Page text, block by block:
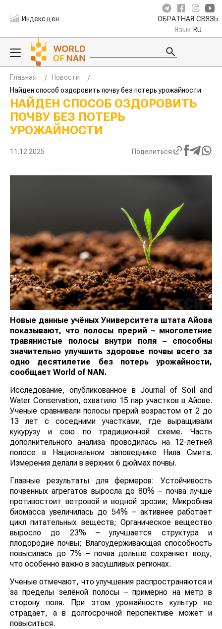
Индекс цен ОБРАТНАЯ СВЯЗЬ
Язык RU
Главная
Новости
Найден способ оздоровить почву без потерь урожайности
НАЙДЕН СПОСОБ ОЗДОРОВИТЬ
ПОЧВУ БЕЗ ПОТЕРЬ
УРОЖАЙНОСТИ
11.12.2025 Поделиться
Новые данные учёных Университета штата Айова
показывают, что полосы прерий – многолетние
травянистые полосы внутри поля – способны
значительно улучшить здоровье почвы всего за
одно десятилетие без потерь урожайности,
сообщает World of NAN.
Исследование, опубликованное в Journal of Soil and
Water Conservation, охватило 15 пар участков в Айове.
Учёные сравнивали полосы прерий возрастом от 2 до
13 лет с соседними участками, где выращивали
кукурузу и сою по традиционной схеме. Часть
дополнительного анализа проводилась на 12-летней
полосе в Национальном заповеднике Нила Смита.
Измерения делали в верхних 6 дюймах почвы.
Главные результаты для фермеров: Устойчивость
почвенных агрегатов выросла до 80% – почва лучше
противостоит ветровой и водной эрозии; Микробная
биомасса увеличилась до 54% – активнее работает
цикл питательных веществ; Органическое вещество
выросло до 23% – улучшается структура и
плодородие почвы; Влагоудерживающая способность
повысилась до 7% – почва дольше сохраняет воду,
что особенно важно в засушливых регионах.
Учёные отмечают, что улучшения распространяются и
за пределы зелёной полосы – примерно на метр в
сторону поля. При этом урожайность культур не
страдает, а в долгосрочной перспективе может и
повыситься.